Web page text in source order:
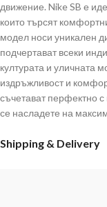
движение. Nike SB е
които търсят
модел носи уникален
подчертават всеки
културата и уличната
издръжливост и
съчетават перфектно
се насладете на
Shipping & Delivery